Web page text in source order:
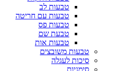
טבעות לב
טבעות עם חריטה
טבעות פס
טבעת שם
טבעות אות
טבעות משובצים
סיכות לעגלה
סימניות